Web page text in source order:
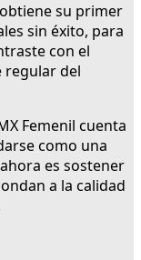
su primer
sin éxito, para
con el
regular del
Femenil cuenta
como una
es sostener
a la calidad